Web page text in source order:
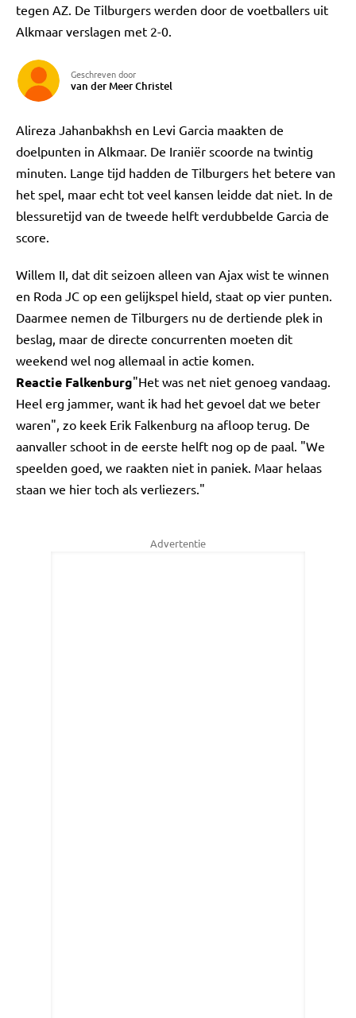
tegen AZ. De Tilburgers werden door de voetballers uit
Alkmaar verslagen met 2-0.
Geschreven door
van der Meer Christel
Alireza Jahanbakhsh en Levi Garcia maakten de
doelpunten in Alkmaar. De Iraniër scoorde na twintig
minuten. Lange tijd hadden de Tilburgers het betere van
het spel, maar echt tot veel kansen leidde dat niet. In de
blessuretijd van de tweede helft verdubbelde Garcia de
score.
Willem II, dat dit seizoen alleen van Ajax wist te winnen
en Roda JC op een gelijkspel hield, staat op vier punten.
Daarmee nemen de Tilburgers nu de dertiende plek in
beslag, maar de directe concurrenten moeten dit
weekend wel nog allemaal in actie komen.
Reactie Falkenburg"Het was net niet genoeg vandaag.
Heel erg jammer, want ik had het gevoel dat we beter
waren", zo keek Erik Falkenburg na afloop terug. De
aanvaller schoot in de eerste helft nog op de paal. "We
speelden goed, we raakten niet in paniek. Maar helaas
staan we hier toch als verliezers."
Advertentie